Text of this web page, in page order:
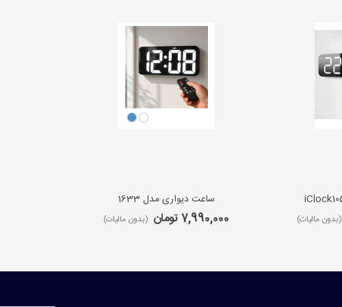
(بدون مالیات)
ساعت دیواری مدل 1633
7,990,000 تومان (بدون مالیات)